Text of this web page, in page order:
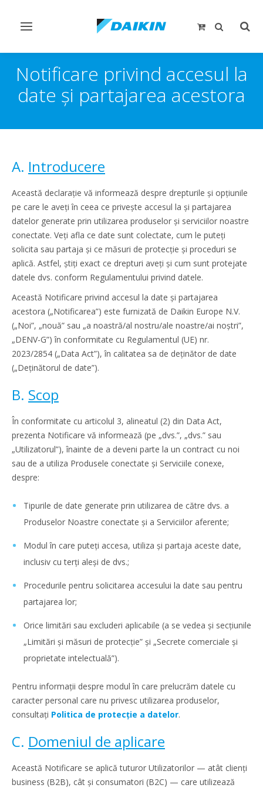
Comutare
Notificare privind accesul la
date și partajarea acestora
A. Introducere
Această declarație vă informează despre drepturile și opțiunile
pe care le aveți în ceea ce privește accesul la și partajarea
datelor generate prin utilizarea produselor și serviciilor noastre
conectate. Veți afla ce date sunt colectate, cum le puteți
solicita sau partaja și ce măsuri de protecție și proceduri se
aplică. Astfel, știți exact ce drepturi aveți și cum sunt protejate
datele dvs. conform Regulamentului privind datele.
Această Notificare privind accesul la date și partajarea
acestora („Notificarea”) este furnizată de Daikin Europe N.V.
(„Noi”, „nouă” sau „a noastră/al nostru/ale noastre/ai noștri”,
„DENV-G”) în conformitate cu Regulamentul (UE) nr.
2023/2854 („Data Act”), în calitatea sa de deținător de date
(„Deținătorul de date”).
B. Scop
În conformitate cu articolul 3, alineatul (2) din Data Act,
prezenta Notificare vă informează (pe „dvs.”, „dvs.” sau
„Utilizatorul”), înainte de a deveni parte la un contract cu noi
sau de a utiliza Produsele conectate și Serviciile conexe,
despre:
Tipurile de date generate prin utilizarea de către dvs. a
Produselor Noastre conectate și a Serviciilor aferente;
Modul în care puteți accesa, utiliza și partaja aceste date,
inclusiv cu terți aleși de dvs.;
Procedurile pentru solicitarea accesului la date sau pentru
partajarea lor;
Orice limitări sau excluderi aplicabile (a se vedea și secțiunile
„Limitări și măsuri de protecție” și „Secrete comerciale și
proprietate intelectuală”).
Pentru informații despre modul în care prelucrăm datele cu
caracter personal care nu privesc utilizarea produselor,
consultați Politica de protecție a datelor.
C. Domeniul de aplicare
Această Notificare se aplică tuturor Utilizatorilor — atât clienți
business (B2B), cât și consumatori (B2C) — care utilizează